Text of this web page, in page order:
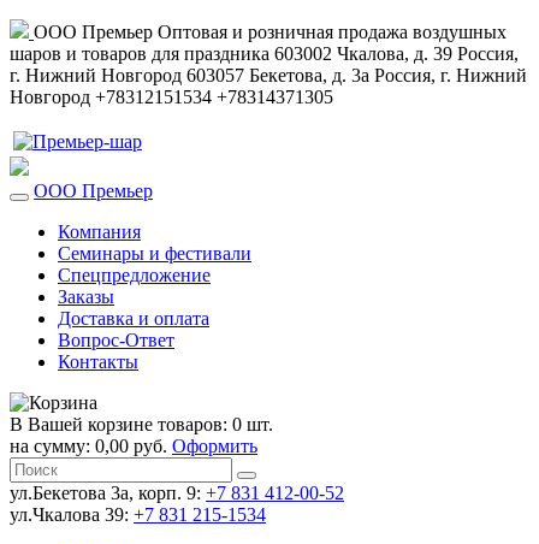
ООО Премьер Оптовая и розничная продажа воздушных
шаров и товаров для праздника 603002 Чкалова, д. 39 Россия,
г. Нижний Новгород 603057 Бекетова, д. 3а Россия, г. Нижний
Новгород +78312151534 +78314371305
ООО Премьер
Компания
Семинары и фестивали
Спецпредложение
Заказы
Доставка и оплата
Вопрос-Ответ
Контакты
В Вашей корзине товаров: 0 шт.
на сумму: 0,00 руб. Оформить
ул.Бекетова 3а, корп. 9: +7 831 412-00-52
ул.Чкалова 39: +7 831 215-1534